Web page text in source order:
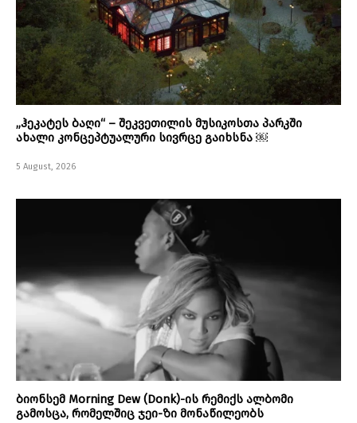
„ჰეკატეს ბაღი“ – შეკვეთილის მუსიკოსთა პარკში
ახალი კონცეპტუალური სივრცე გაიხსნა ￼
5 August, 2026
ბიონსემ Morning Dew (Donk)-ის რემიქს ალბომი
გამოსცა, რომელშიც ჯეი-ზი მონაწილეობს